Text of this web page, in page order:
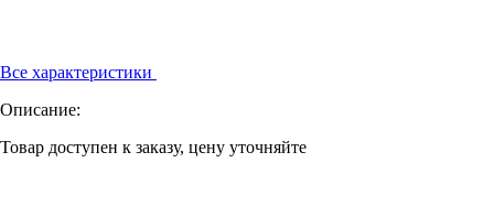
Все характеристики
Описание:
Товар доступен к заказу, цену уточняйте